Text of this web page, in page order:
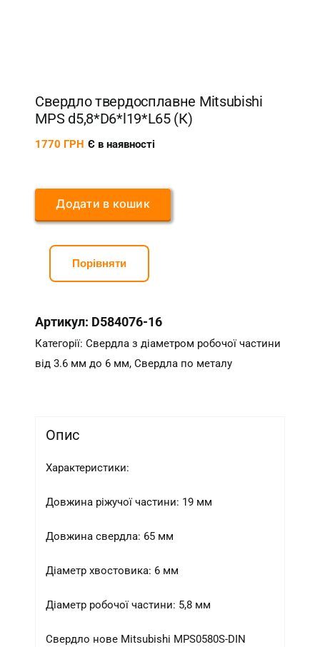
Свердло твердосплавне Mitsubishi
MPS d5,8*D6*l19*L65 (К)
1770 ГРН Є в наявності
Додати в кошик
Порівняти
Артикул: D584076-16
Категорії:Свердла з діаметром робочої частини
від 3.6 мм до 6 мм,Свердла по металу
Опис
Характеристики:
Довжина ріжучої частини: 19 мм
Довжина свердла: 65 мм
Діаметр хвостовика: 6 мм
Діаметр робочої частини: 5,8 мм
Свердло нове Mitsubishi MPS0580S-DIN